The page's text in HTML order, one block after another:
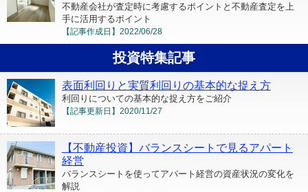
不動産会社が査定時に考慮するポイントと不動産査定を上
手に活用するポイント
【記事作成日】 2022/06/28
投資特集記事
表面利回りと実質利回りの基本的な捉え方
利回りについての基本的な捉え方をご紹介
【記事更新日】 2020/11/27
【不動産投資】バランスシートで見るアパート
経営
バランスシートを使ってアパート経営の資産状況の変化を
解説